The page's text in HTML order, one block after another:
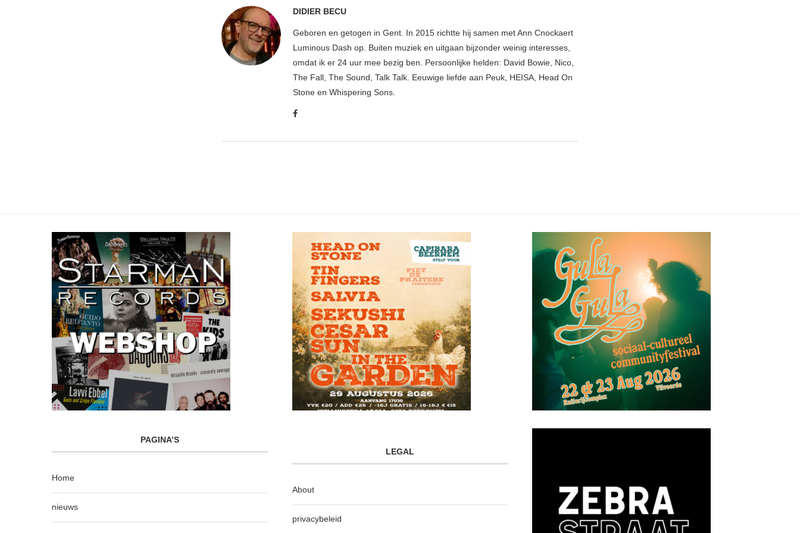
DIDIER BECU
Geboren en getogen in Gent. In 2015 richtte hij samen met Ann Cnockaert
Luminous Dash op. Buiten muziek en uitgaan bijzonder weinig interesses,
omdat ik er 24 uur mee bezig ben. Persoonlijke helden: David Bowie, Nico,
The Fall, The Sound, Talk Talk. Eeuwige liefde aan Peuk, HEISA, Head On
Stone en Whispering Sons.
PAGINA’S
Home
nieuws
LEGAL
About
privacybeleid